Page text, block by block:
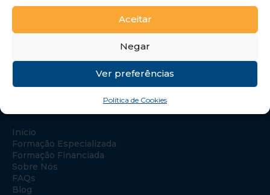
Aceitar
Negar
Ver preferências
Política de Cookies
Início
Formação Especializada
Formação Financiada
Sobre Nós
FAQs
Blog